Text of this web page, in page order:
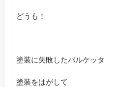
どうも！
塗装に失敗したバルケッタ
塗装をはがして